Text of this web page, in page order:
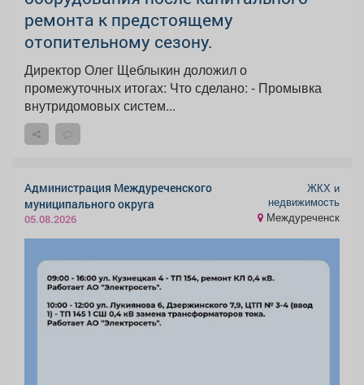
ремонта к предстоящему
отопительному сезону.
Директор Олег Щеблыкин доложил о
промежуточных итогах: Что сделано: - Промывка
внутридомовых систем...
Администрация Междуреченского
муниципального округа
05.08.2026
ЖКХ и
недвижимость
Междуреченск